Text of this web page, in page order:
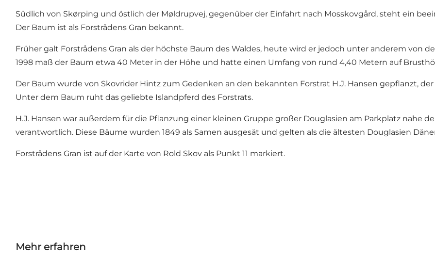
Südlich von Skørping und östlich der Møldrupvej, gegenüber der Einfahrt nach Mosskovgård, steht ein
Der Baum ist als Forstrådens Gran bekannt.
Früher galt Forstrådens Gran als der höchste Baum des Waldes, heute wird er jedoch unter anderem von
1998 maß der Baum etwa 40 Meter in der Höhe und hatte einen Umfang von rund 4,40 Metern auf
Der Baum wurde von Skovrider Hintz zum Gedenken an den bekannten Forstrat H.J. Hansen gepflanzt,
Unter dem Baum ruht das geliebte Islandpferd des Forstrats.
H.J. Hansen war außerdem für die Pflanzung einer kleinen Gruppe großer Douglasien am Parkplatz nahe
verantwortlich. Diese Bäume wurden 1849 als Samen ausgesät und gelten als die ältesten Douglasien
Forstrådens Gran ist auf der Karte von Rold Skov als Punkt 11 markiert.
Mehr erfahren